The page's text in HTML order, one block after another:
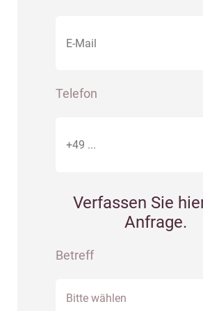
Telefon
Verfassen Sie
Anfrage.
Betreff
Bitte wählen